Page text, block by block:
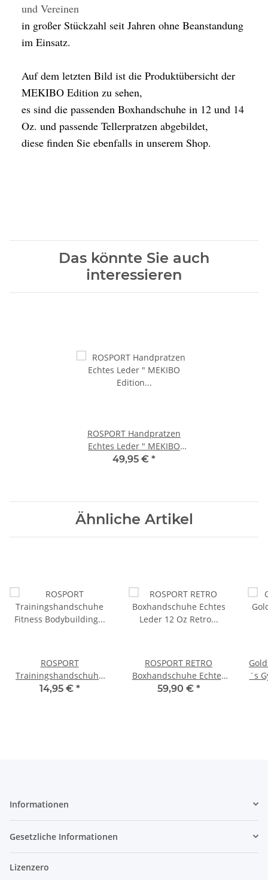
und Vereinen
in großer Stückzahl seit Jahren ohne Beanstandung
im Einsatz.
Auf dem letzten Bild ist die Produktübersicht der
MEKIBO Edition zu sehen,
es sind die passenden Boxhandschuhe in 12 und 14
Oz. und passende Tellerpratzen abgebildet,
diese finden Sie ebenfalls in unserem Shop.
Das könnte Sie auch
interessieren
ROSPORT Handpratzen
Echtes Leder " MEKIBO
Edition " , 1 Paar
49,95 € *
Ähnliche Artikel
ROSPORT
Trainingshandschuhe
Fitness Bodybuilding
14,95 € *
ROSPORT RETRO
Boxhandschuhe Echtes
59,90 € *
´s
Informationen
Gesetzliche Informationen
Lizenzero